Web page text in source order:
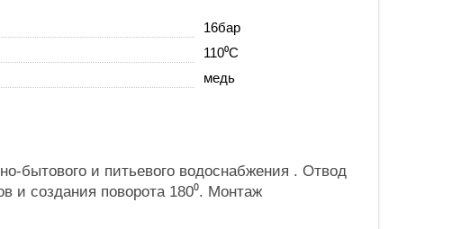
16бар
110⁰C
медь
бытового и питьевого водоснабжения . Отвод
и создания поворота 180⁰. Монтаж